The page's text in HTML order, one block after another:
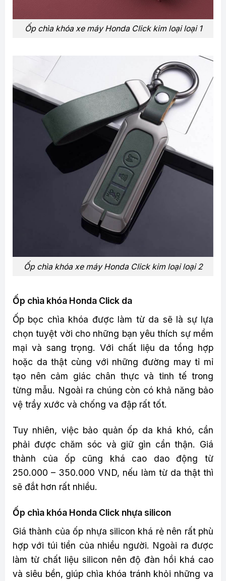
Ốp chìa khóa xe máy Honda Click kim loại loại 1
Ốp chìa khóa xe máy Honda Click kim loại loại 2
Ốp chìa khóa Honda Click da
Ốp bọc chìa khóa được làm từ da sẽ là sự lựa
chọn tuyệt vời cho những bạn yêu thích sự mềm
mại và sang trọng. Với chất liệu da tổng hợp
hoặc da thật cùng với những đường may tỉ mỉ
tạo nên cảm giác chân thực và tinh tế trong
từng mẫu. Ngoài ra chúng còn có khả năng bảo
vệ trầy xước và chống va đập rất tốt.
Tuy nhiên, việc bảo quản ốp da khá khó, cần
phải được chăm sóc và giữ gìn cần thận. Giá
thành của ốp cũng khá cao dao động từ
250.000 – 350.000 VND, nếu làm từ da thật thì
sẽ đắt hơn rất nhiều.
Ốp chìa khóa Honda Click nhựa silicon
Giá thành của ốp nhựa silicon khá rẻ nên rất phù
hợp với túi tiền của nhiều người. Ngoài ra được
làm từ chất liệu silicon nên độ đàn hồi khá cao
và siêu bền, giúp chìa khóa tránh khỏi những va